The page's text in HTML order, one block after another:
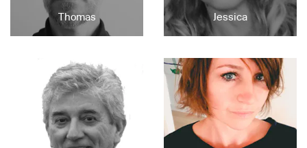
Thomas Jessica